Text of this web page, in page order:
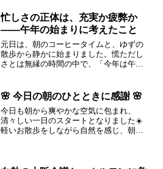
分からないまま」手を動かし、前に進ん
でいる状態だからです。そんな中で紹介
された、WPを結果として出した人の「こ
れを読んでみなはれ」という一言。そこ
には、表面的なテクニックではなく、見
落としがちな本質が詰まっている気がし
ば、いずれ後戻りが必要になるかもしれ
ません。ただ、一つ一つが確かに“鍵”な
ら、焦らず腹落ちするまで読み、試す価
値はあるはずです。日にちは迫り、やる
ことも山積みですが、整理しながら、一
忙しさの正体は、充実か疲弊か
――午年の始まりに考えたこと
元日は、朝のコーヒータイムと、ゆずの
散歩から静かに始まりました。慌ただし
さとは無縁の時間の中で、「今年は午
日々のやることリストを埋めながら進む
毎日になりそうで、立ち止まる暇なんて
ないだろうな、と正直思います。ただ、
それを「忙しい」と捉えるか、「充実し
ている」と捉えるかで、気持ちの向きは
🌸 今日の朝のひとときに感謝 🌸
今日も朝から爽やかな空気に包まれ、
清々しい一日のスタートとなりました☀️
軽いお散歩をしながら自然を感じ、朝食